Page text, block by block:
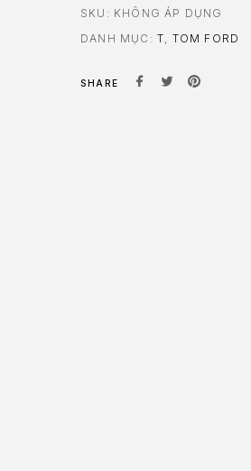
SKU: KHÔNG ÁP DỤNG
DANH MỤC: T TOM FORD
SHARE